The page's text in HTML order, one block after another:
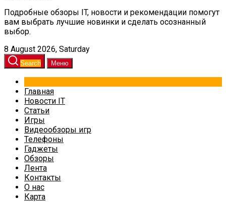
Подробные обзоры IT, новости и рекомендации помогут
вам выбрать лучшие новинки и сделать осознанный
выбор.
8 August 2026, Saturday
Search Меню
Главная
Новости IT
Статьи
Игры
Видеообзоры игр
Телефоны
Гаджеты
Обзоры
Лента
Контакты
О нас
Карта